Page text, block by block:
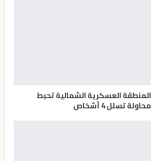
المنطقة العسكرية الشمالية تحبط
محاولة تسلل 4 أشخاص